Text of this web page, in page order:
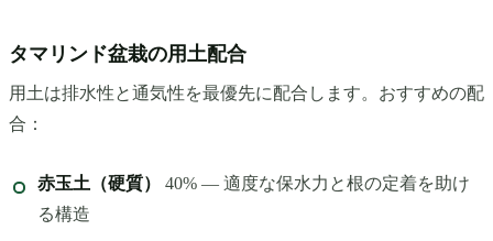
タマリンド盆栽の用土配合
用土は排水性と通気性を最優先に配合します。おすすめの配
合：
赤玉土（硬質）
40% — 適度な保水力と根の定着を助け
る構造